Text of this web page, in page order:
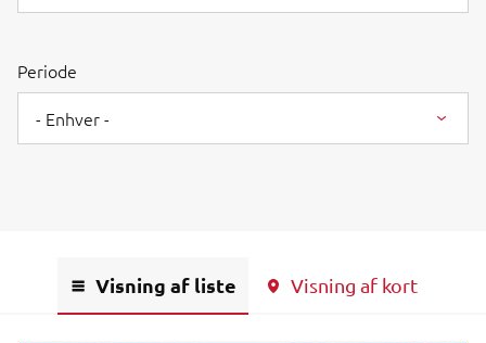
Periode
- Enhver -
Visning af liste Visning af kort